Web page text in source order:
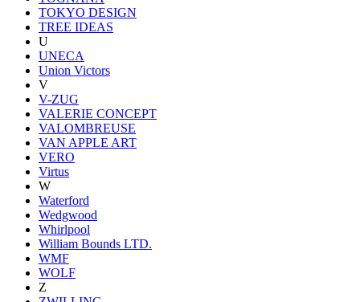
TOKYO DESIGN
TREE IDEAS
U
UNECA
Union Victors
V
V-ZUG
VALERIE CONCEPT
VALOMBREUSE
VAN APPLE ART
VERO
Virtus
W
Waterford
Wedgwood
Whirlpool
William Bounds LTD.
WMF
WOLF
Z